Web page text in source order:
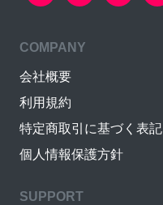
COMPANY
会社概要
利用規約
特定商取引に基づく表記
個人情報保護方針
SUPPORT